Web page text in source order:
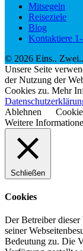
Mitsegeln
Reiseziele
Blog
Kontaktiere
© 2026 Eins..
Unsere Seite
der Nutzung der
Cookies zu. Mehr
Ablehnen
Weitere
Schließen
Cookies
Der Betreiber dieser
seiner
Bedeutung zu. Die